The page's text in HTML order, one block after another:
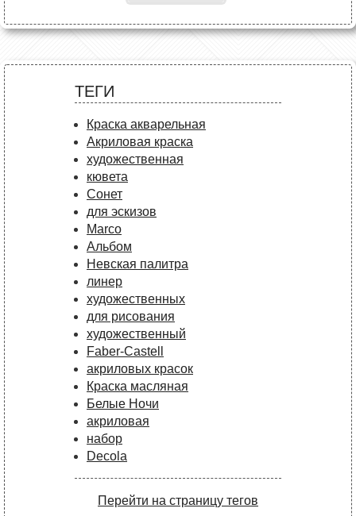
ТЕГИ
Краска акварельная
Акриловая краска
художественная
кювета
Сонет
для эскизов
Marco
Альбом
Невская палитра
линер
художественных
для рисования
художественный
Faber-Castell
акриловых красок
Краска масляная
Белые Ночи
акриловая
набор
Decola
Перейти на страницу тегов